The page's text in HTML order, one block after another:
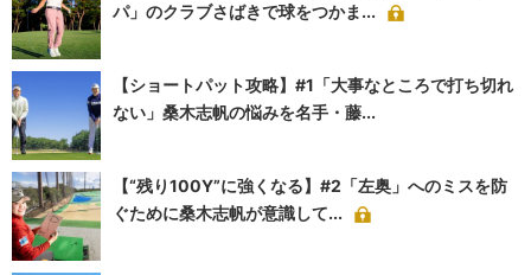
パ」のクラブさばきで球をつかま...
【ショートパット攻略】#1「大事なところで打ち切れ
ない」桑木志帆の悩みを名手・藤...
【“残り100Y”に強くなる】#2「左奥」へのミスを防
ぐために桑木志帆が意識して...